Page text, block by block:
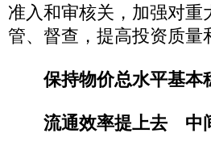
准入和审核关，加强对
管、督查，提高投资质量
保持物价总水平基本
流通效率提上去 中